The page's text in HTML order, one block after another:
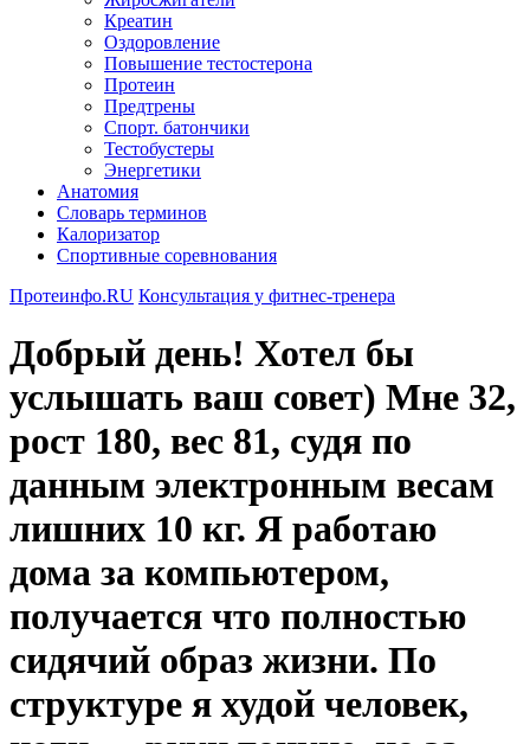
Креатин
Оздоровление
Повышение тестостерона
Протеин
Предтрены
Спорт. батончики
Тестобустеры
Энергетики
Анатомия
Словарь терминов
Калоризатор
Спортивные соревнования
Протеинфо.RU Консультация у фитнес-тренера
Добрый день! Хотел бы
услышать ваш совет) Мне 32,
рост 180, вес 81, судя по
данным электронным весам
лишних 10 кг. Я работаю
дома за компьютером,
получается что полностью
сидячий образ жизни. По
структуре я худой человек,